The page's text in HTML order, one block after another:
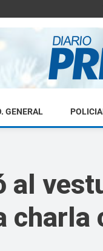
GENERAL
al
charla